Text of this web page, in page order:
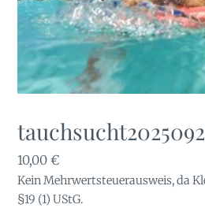
10,00€
Kein Mehrwertsteuerausweis, da
§19 (1) UStG.